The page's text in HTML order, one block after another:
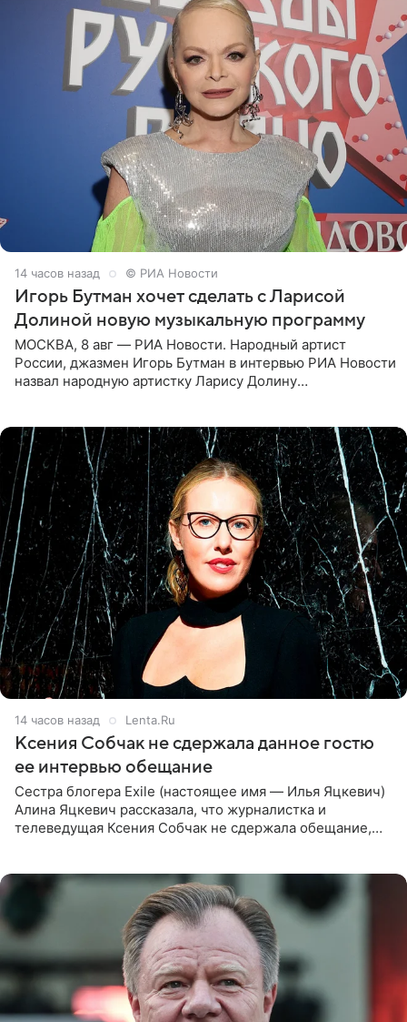
14 часов назад © РИА Новости
Игорь Бутман хочет сделать с Ларисой
Долиной новую музыкальную программу
МОСКВА, 8 авг — РИА Новости. Народный артист
России, джазмен Игорь Бутман в интервью РИА Новости
назвал народную артистку Ларису Долину
14 часов назад Lenta.Ru
Ксения Собчак не сдержала данное гостю
ее интервью обещание
Сестра блогера Exile (настоящее имя — Илья Яцкевич)
Алина Яцкевич рассказала, что журналистка и
телеведущая Ксения Собчак не сдержала обещание,